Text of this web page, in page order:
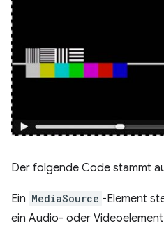
Der folgende Code stammt
Ein MediaSource -Element
ein Audio- oder